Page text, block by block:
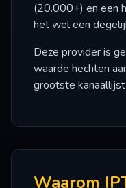
(20.000+) en een
het wel een
Deze provider is
waarde hechten
grootste
Waarom